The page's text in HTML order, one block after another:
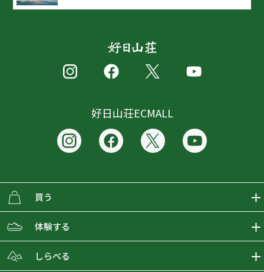
好日山荘ECMALL
買う
ECMALLの商品をさがす
取り扱いブランド一覧
体験する
おとな女子登山部
しらべる